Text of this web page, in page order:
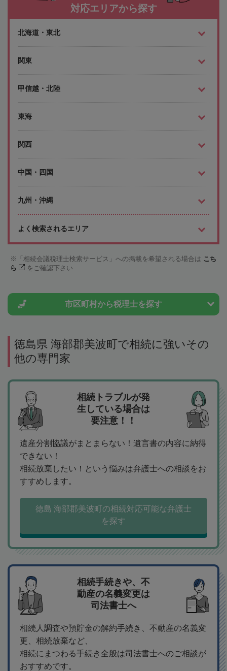
対応エリアから探す
北海道・東北
関東
甲信越・北陸
東海
関西
中国・四国
九州・沖縄
よく検索されるエリア
「相続会議税理士検索サービス」への掲載を希望される場合は こち
ら
をご確認下さい
市区町村から税理士を探す
徳島県 海部郡美波町で相続に強いその
他の専門家
相続トラブルが発
生している場合は
要注意！！
遺産分割協議がまとまらない！遺言書の内容に納得
できない！
相続放棄したい！という悩みは弁護士への相談をお
すすめします。
徳島 海部郡美波町の相続対応可能な弁護士
を探す
相続手続きや、不
動産の名義変更は
司法書士へ
相続人調査や預貯金の解約手続き、不動産の名義変
更、相続放棄など、
相続にまつわる手続き全般は司法書士へのご相談が
おすすめです。